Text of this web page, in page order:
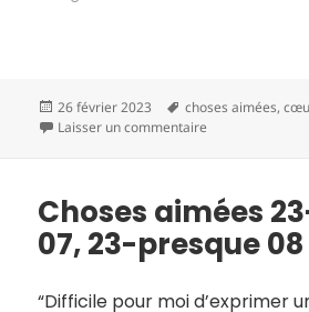
Publié
le
26 février 2023
Mots-
clés
choses aimées,
Laisser un commentaire
Choses aimées
07, 23-presque 08
“Difficile pour moi d’exprimer